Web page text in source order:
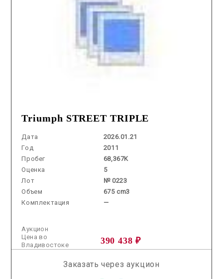
Triumph STREET TRIPLE
Дата
2026.01.21
Год
2011
Пробег
68,367K
Оценка
5
Лот
№ 0223
Объем
675 cm3
Комплектация
—
Аукцион
390 438 ₽
Цена во
Владивостоке
Заказать через аукцион